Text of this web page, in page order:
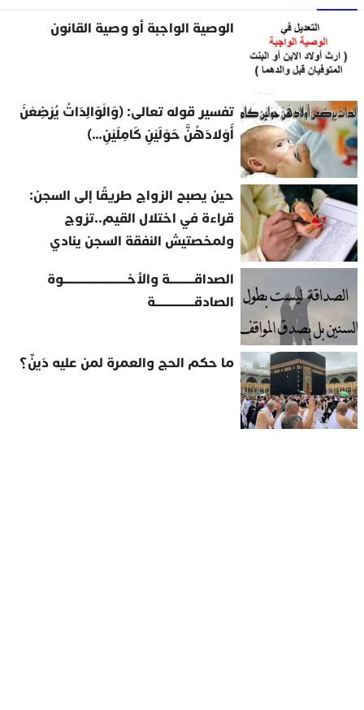
الوصية الواجبة أو وصية القانون
تفسير قوله تعالى: (وَالْوَالِدَاتُ يُرْضِعْنَ
أَوْلادَهُنَّ حَوْلَيْنِ كَامِلَيْنِ…)
حين يصبح الزواج طريقًا إلى السجن:
قراءة في اختلال القيم..تزوج
ولمخصتيش النفقة السجن ينادي
الصداقــــــــــة والأخــــــــــــــــــــــــــوة
الصادقــــــــــــــــة
ما حكم الحج والعمرة لمن عليه دَينٌ؟